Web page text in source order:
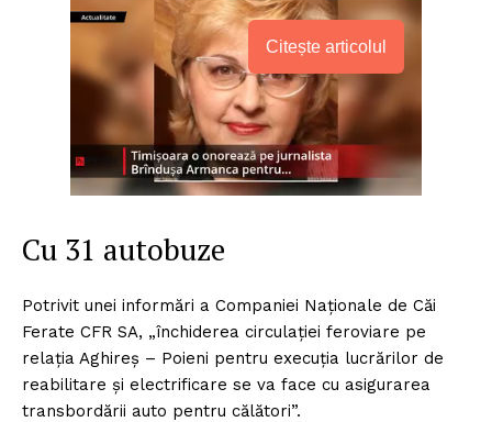
Citește articolul
Cu 31 autobuze
Potrivit unei informări a Companiei Naționale de Căi
Ferate CFR SA, „închiderea circulației feroviare pe
relația Aghireș – Poieni pentru execuția lucrărilor de
reabilitare și electrificare se va face cu asigurarea
transbordării auto pentru călători”.